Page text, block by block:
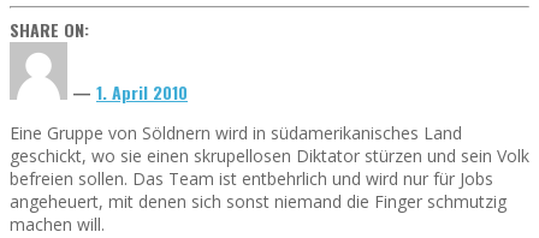
SHARE ON:
— 1. April 2010
Eine Gruppe von Söldnern wird in südamerikanisches Land
geschickt, wo sie einen skrupellosen Diktator stürzen und sein Volk
befreien sollen. Das Team ist entbehrlich und wird nur für Jobs
angeheuert, mit denen sich sonst niemand die Finger schmutzig
machen will.